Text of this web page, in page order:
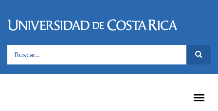
FORMULARIO DE BÚSQUEDA